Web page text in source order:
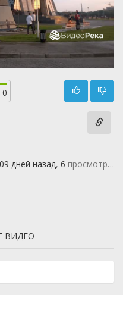
0
дней назад, 6 просмотров
ВИДЕО